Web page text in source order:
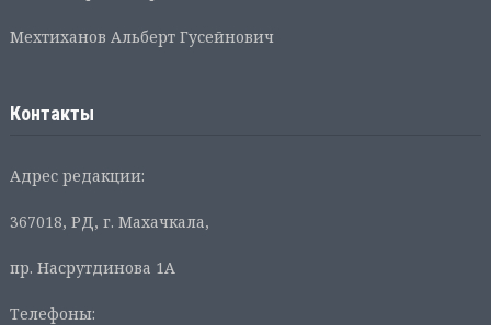
Мехтиханов Альберт Гусейнович
Контакты
Адрес редакции:
367018, РД, г. Махачкала,
пр. Насрутдинова 1А
Телефоны: